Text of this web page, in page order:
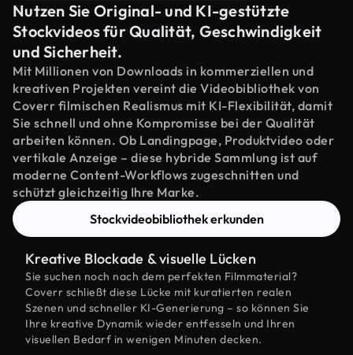
Nutzen Sie Original- und KI-gestützte
Stockvideos für Qualität, Geschwindigkeit
und Sicherheit.
Mit Millionen von Downloads in kommerziellen und
kreativen Projekten vereint die Videobibliothek von
Coverr filmischen Realismus mit KI-Flexibilität, damit
Sie schnell und ohne Kompromisse bei der Qualität
arbeiten können. Ob Landingpage, Produktvideo oder
vertikale Anzeige – diese hybride Sammlung ist auf
moderne Content-Workflows zugeschnitten und
schützt gleichzeitig Ihre Marke.
Stockvideobibliothek erkunden
Kreative Blockade & visuelle Lücken
Sie suchen noch nach dem perfekten Filmmaterial?
Coverr schließt diese Lücke mit kuratierten realen
Szenen und schneller KI-Generierung – so können Sie
Ihre kreative Dynamik wieder entfesseln und Ihren
visuellen Bedarf in wenigen Minuten decken.